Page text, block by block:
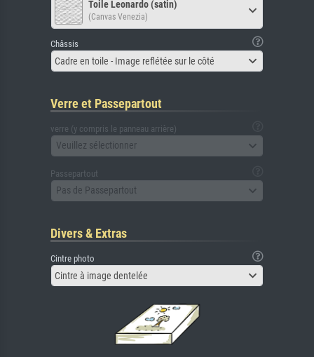
Toile Leonardo (satin)
(Canvas Venezia)
Châssis
Cadre en toile - Image reflétée sur le côté
Verre et Passepartout
verre (y compris le panneau arrière)
Veuillez sélectionner
Passepartout
Pas de Passepartout
Divers & Extras
Cintre photo
Cintre à image dentelée